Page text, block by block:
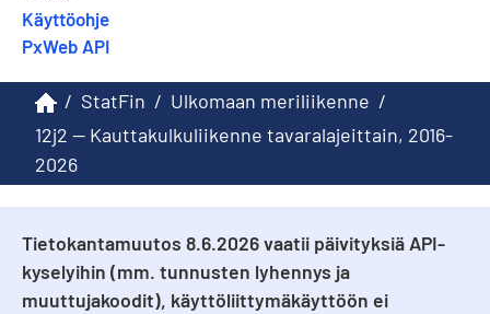
Käyttöohje
PxWeb API
/ StatFin / Ulkomaan meriliikenne /
12j2 -- Kauttakulkuliikenne tavaralajeittain, 2016-
2026
Tietokantamuutos 8.6.2026 vaatii päivityksiä API-
kyselyihin (mm. tunnusten lyhennys ja
muuttujakoodit), käyttöliittymäkäyttöön ei